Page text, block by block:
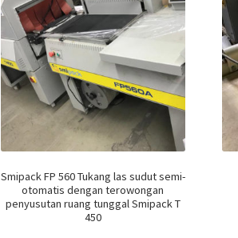
Smipack FP 560 Tukang las sudut semi-
otomatis dengan terowongan
penyusutan ruang tunggal Smipack T
450